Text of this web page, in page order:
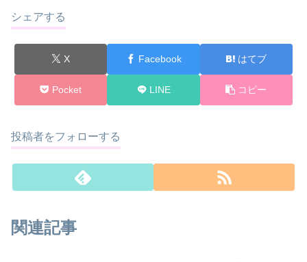
シェアする
X Facebook はてブ
Pocket LINE コピー
投稿者をフォローする
関連記事